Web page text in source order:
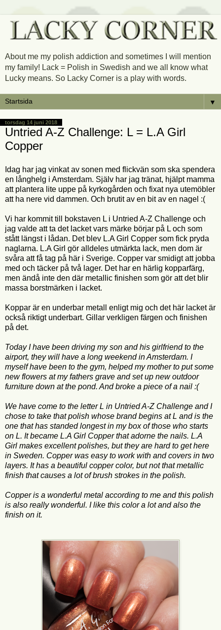
About me my polish addiction and sometimes I will mention
my family! Lack = Polish in Swedish and we all know what
Lucky means. So Lacky Corner is a play with words.
▼
torsdag 14 juni 2018
Untried A-Z Challenge: L = L.A Girl
Copper
Idag har jag vinkat av sonen med flickvän som ska spendera
en långhelg i Amsterdam. Själv har jag tränat, hjälpt mamma
att plantera lite uppe på kyrkogården och fixat nya utemöbler
att ha nere vid dammen. Och brutit av en bit av en nagel :(
Vi har kommit till bokstaven L i Untried A-Z Challenge och
jag valde att ta det lacket vars märke börjar på L och som
stått längst i lådan. Det blev L.A Girl Copper som fick pryda
naglarna. L.A Girl gör alldeles utmärkta lack, men dom är
svåra att få tag på här i Sverige. Copper var smidigt att jobba
med och täcker på två lager. Det har en härlig kopparfärg,
men ändå inte den där metallic finishen som gör att det blir
massa borstmärken i lacket.
Koppar är en underbar metall enligt mig och det här lacket är
också riktigt underbart. Gillar verkligen färgen och finishen
på det.
Today I have been driving my son and his girlfriend to the
airport, they will have a long weekend in Amsterdam. I
myself have been to the gym, helped my mother to put some
new flowers at my fathers grave and set up new outdoor
furniture down at the pond. And broke a piece of a nail :(
We have come to the letter L in Untried A-Z Challenge and I
chose to take that polish whose brand begins at L and is the
one that has standed longest in my box of those who starts
on L. It became L.A Girl Copper that adorne the nails. L.A
Girl makes excellent polishes, but they are hard to get here
in Sweden. Copper was easy to work with and covers in two
layers. It has a beautiful copper color, but not that metallic
finish that causes a lot of brush strokes in the polish.
Copper is a wonderful metal according to me and this polish
is also really wonderful. I like this color a lot and also the
finish on it.